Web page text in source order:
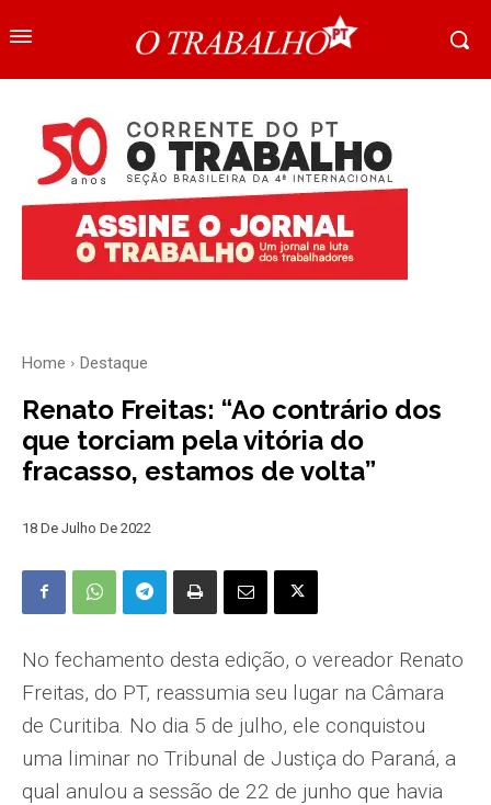
Home Destaque
Renato Freitas: “Ao contrário dos
que torciam pela vitória do
fracasso, estamos de volta”
18 De Julho De 2022
No fechamento desta edição, o vereador Renato
Freitas, do PT, reassumia seu lugar na Câmara
de Curitiba. No dia 5 de julho, ele conquistou
uma liminar no Tribunal de Justiça do Paraná, a
qual anulou a sessão de 22 de junho que havia